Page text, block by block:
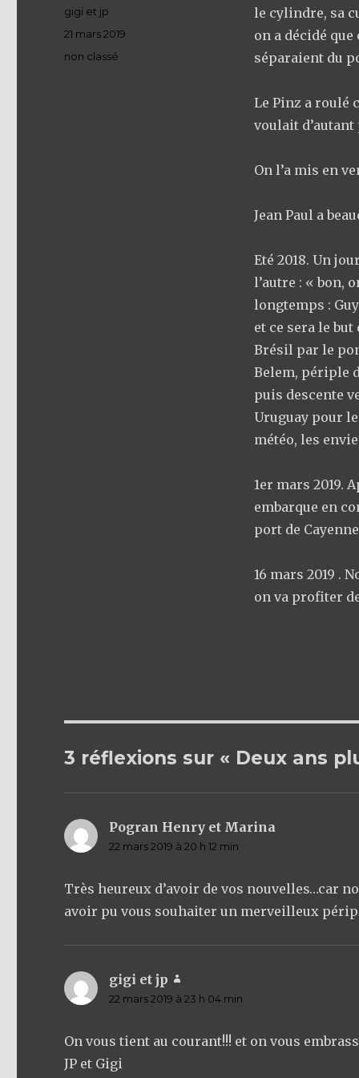
le cylindre, sa
on a décidé
séparaient du
Le Pinz a roulé
voulait d’autant
On l’a mis en
Jean Paul a
Eté 2018. Un
l’autre : « bon,
longtemps :
et ce sera le
Brésil par le
Belem, périple
puis descente
Uruguay pour
météo, les
1er mars 2019.
embarque en
port de
16 mars 2019 .
on va profiter
Auteur
gigi et jp
Publié
21 mars 2019
Catégories
non classé
3 réflexions sur « Deux ans
Pogran Henry et Marina
22 mars 2019 à 20 h 12 min
Très heureux d’avoir de vos nouvelles…car
avoir pu vous souhaiter un merveilleux
gigi et jp
22 mars 2019 à 23 h 04 min
On vous tient au courant!!! et on vous
JP et Gigi